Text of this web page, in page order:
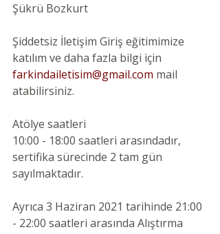
Şükrü Bozkurt
Şiddetsiz İletişim Giriş eğitimimize
katılım ve daha fazla bilgi için
farkindailetisim@gmail.com mail
atabilirsiniz.
Atölye saatleri
10:00 - 18:00 saatleri arasındadır,
sertifika sürecinde 2 tam gün
sayılmaktadır.
Ayrıca 3 Haziran 2021 tarihinde 21:00
- 22:00 saatleri arasında Alıştırma